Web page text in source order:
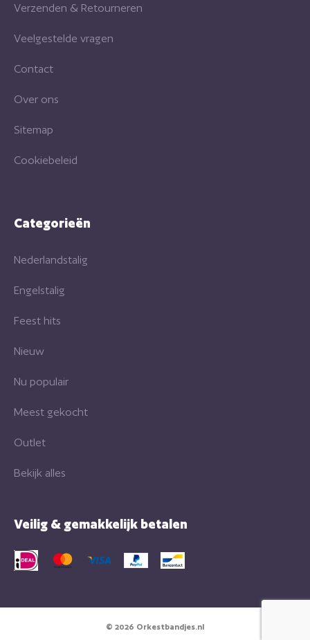
Verzenden & Retourneren
Veelgestelde vragen
Contact
Over ons
Sitemap
Cookiebeleid
Categorieën
Nederlandstalig
Engelstalig
Feest hits
Nieuw
Nu populair
Meest gekocht
Outlet
Bekijk alles
Veilig & gemakkelijk betalen
© 2026 Orkestbandjes.nl